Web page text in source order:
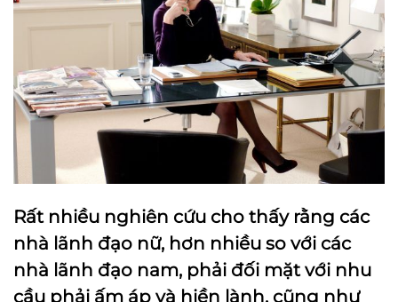
Rất nhiều nghiên cứu cho thấy rằng các
nhà lãnh đạo nữ, hơn nhiều so với các
nhà lãnh đạo nam, phải đối mặt với nhu
cầu phải ấm áp và hiền lành, cũng như